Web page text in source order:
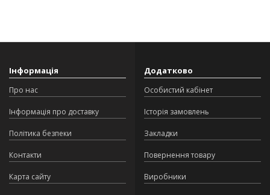
Інформація
Про нас
Інформація про доставку
Політика безпеки
Контакти
Карта сайту
Додатково
Особистий кабінет
Історія замовлень
Закладки
Повернення товару
Виробники